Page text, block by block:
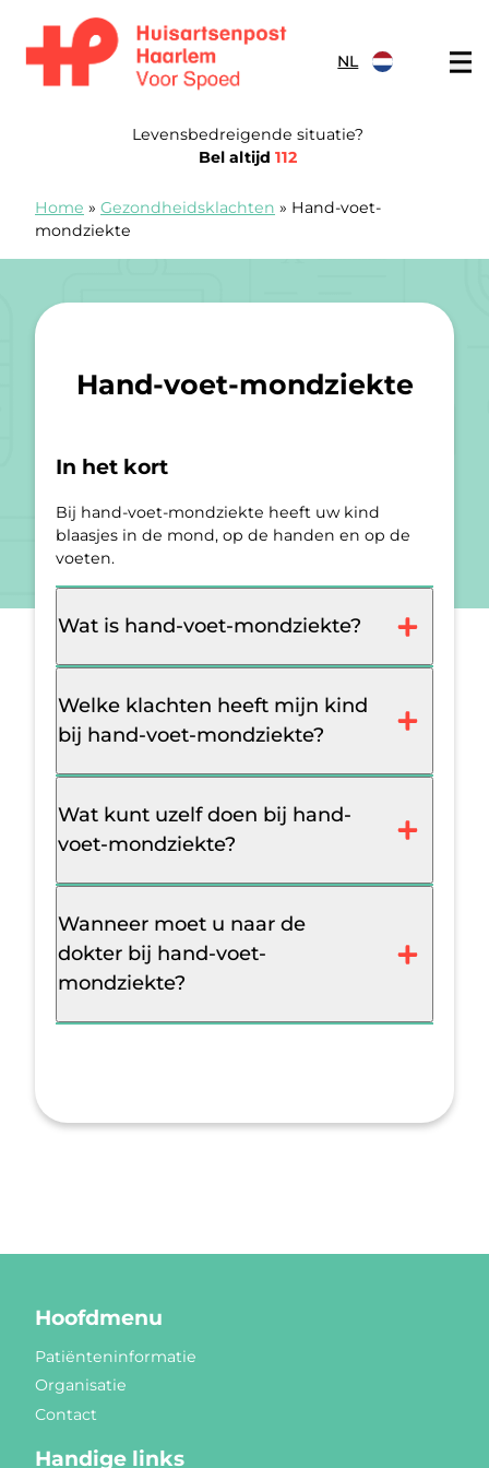
NL
Levensbedreigende situatie?
Bel altijd 112
Home » Gezondheidsklachten » Hand-voet-
mondziekte
Hand-voet-mondziekte
In het kort
Bij hand-voet-mondziekte heeft uw kind
blaasjes in de mond, op de handen en op de
voeten.
Wat is hand-voet-mondziekte?
Welke klachten heeft mijn kind
bij hand-voet-mondziekte?
Wat kunt uzelf doen bij hand-
voet-mondziekte?
Wanneer moet u naar de
dokter bij hand-voet-
mondziekte?
Hoofdmenu
Patiënteninformatie
Organisatie
Contact
Handige links